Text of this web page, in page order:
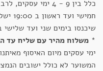
כלל בין 9 - 4 ימי
* משלוח מהיר עם שליח עד
ימי עסקים מיום האיסוף
המשוער לא כולל ישובים